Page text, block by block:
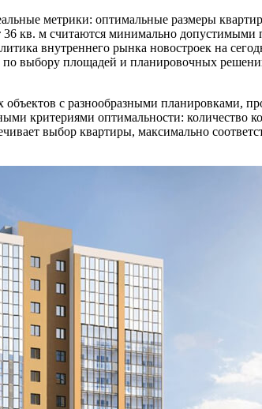
метрики: оптимальные размеры
кв. м считаются минимально
внутреннего рынка новостроек на
выбору площадей и планировочных
с разнообразными планировками,
критериями оптимальности:
выбор квартиры, максимально